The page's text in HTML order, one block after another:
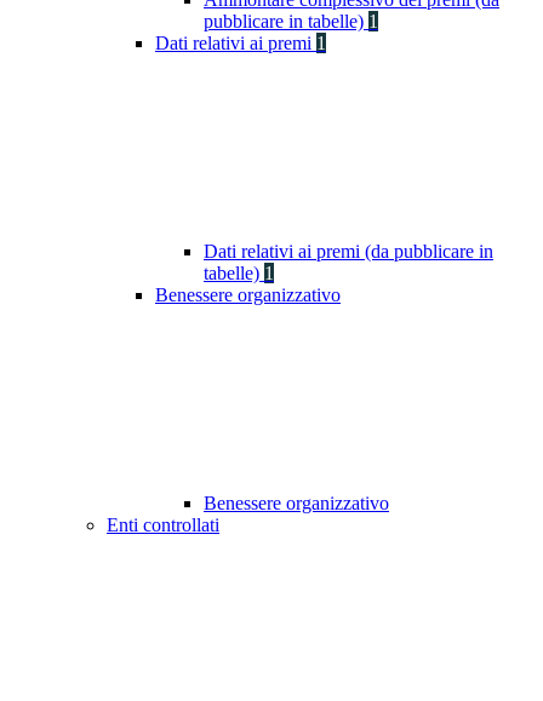
pubblicare in tabelle) 1
Dati relativi ai premi 1
Dati relativi ai premi (da pubblicare in
tabelle) 1
Benessere organizzativo
Benessere organizzativo
Enti controllati